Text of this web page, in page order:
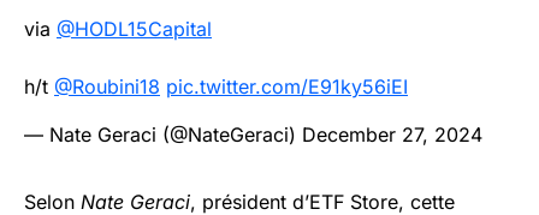
via @HODL15Capital
h/t @Roubini18 pic.twitter.com/E91ky56iEI
— Nate Geraci (@NateGeraci) December 27, 2024
Selon Nate Geraci, président d’ETF Store, cette